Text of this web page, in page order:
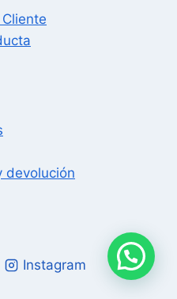
devolución
Instagram